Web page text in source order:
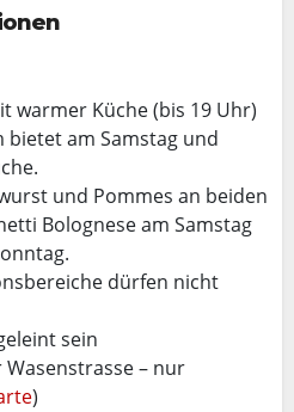
warmer Küche (bis 19 Uhr)
bietet am Samstag und
und Pommes an beiden
Bolognese am Samstag
dürfen nicht
sein
– nur
)